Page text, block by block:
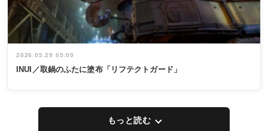
2026.05.29 05:00
INUI／取鍋のふたに塗布「リフテクトガード」
もっと読む